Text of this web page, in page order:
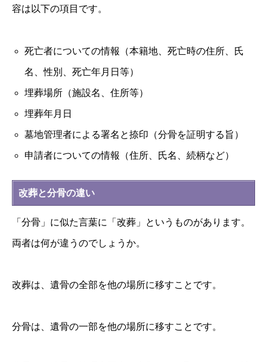
容は以下の項目です。
死亡者についての情報（本籍地、死亡時の住所、氏
名、性別、死亡年月日等）
埋葬場所（施設名、住所等）
埋葬年月日
墓地管理者による署名と捺印（分骨を証明する旨）
申請者についての情報（住所、氏名、続柄など）
改葬と分骨の違い
「分骨」に似た言葉に「改葬」というものがあります。
両者は何が違うのでしょうか。
改葬は、遺骨の全部を他の場所に移すことです。
分骨は、遺骨の一部を他の場所に移すことです。